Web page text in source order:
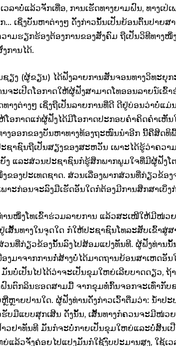
ວລາບໍ່ແລ້ວຈັກເທື່ອ, ການເຮັດທາງຍາມຝົນ, ທາງເປ່
ເຊິ່ງບັນຫາຕ່າງໆ ດັ່ງກ່າວນັ້ນເປັນຍ້ອນຕົ້ນປາຍສາ
າມຮຽກຮ້ອງຕ້ອງການຂອງສັງຄົມ ຖືເປັນວິທີທາງ
ການໄດ້.
ຽງ (ຜູ້ຂຽນ) ໄດ້ຟັງລາຍການສັນຈອນທາງວິທະຍຸກ
ຈະເປີດໂອກາດໃຫ້ຜູ້ຟັງສາມາດໂທອອນລາຍນ໌ເຂົ້
າງຕ່າງໆ ເຊິ່ງຖືເປັນລາຍການທີ່ດີ ດີຢູ່ບ່ອນວ່າບໍ່ແມ່
ໂອກາດແກ່ຜູ້ຟັງໄດ້ມີໂອກາດປະກອບຄຳຄິດຄຳເຫັ
ງອອກຂອງບັນຫາທາງທ້ອງຖະໜົນນຳອີກ ນີ້ຄືສິດທິ
ຊາຊົນຖືເປັນສຽງຂອງສະຫວັນ ເພາະໄດ້ຮູ້ວ່າຄວ
ງ ແລະສ່ວນປະຊາຊົນກໍຮູ້ສຶກພາກພູມໃຈທີ່ມີຜູ້ຟັງໂ
ຂອງປະເທດຊາດ. ສ່ວນເລື່ອງພາກສ່ວນທີ່ກ່ຽວຂ້ອງ
ພາະກ່ອນຈະລົງມືເຮັດອັນໃດກໍຕ້ອງມີການສຶກສາເບິ່ງ
ນໜຶ່ງໂທເຂົ້າຮ່ວມລາຍການ ແລ້ວສະເໜີໃຫ້ມີໜ່ວຍ
ເສັ້ນທາງໃນຈຸດໃດ ກໍໃຫ້ປະຊາຊົນໂທລະສັບເຂົ້າ
ນທີ່ກ່ຽວຂ້ອງນັ້ນລົງໄປສ້ອມແປງທັນທີ. ຜູ້ຟັງທ່ານ
ອງມາຈາກການກໍ່ສ້າງບໍ່ໄດ້ມາດຖານຍ້ອນສາເຫດອັ
ນບໍ່ເປັນໄປໄດ້ວ່າຈະເປັນຂຸມໃຫຍ່ເລີຍບາດດຽວ,
ຝົນຕົກລິນຮອດສາມມື້ ຈາກຂຸມທໍ່ກົ້ນຈອກຈະເທົ່າກັ
າຍປານໃດ. ຜູ້ຟັງທ່ານດັ່ງກ່າວເວົ້າຕື່ມວ່າ: ນ້ຳປະ
ບມືແບບສຸກເສີນ ດັ່ງນັ້ນ, ເສັ້ນທາງກໍຄວນຈະມີໜ່ວ
ວຢາທັນທີ ມັນກໍຈະບໍ່ກາຍເປັນຂຸມໃຫຍ່ແລະບໍ່ສິ້ນເ
ແລ້ວຈັ່ງຄ່ອຍໄປແປງມັນກໍໃຊ້ງົບປະມານສູງ, ໃຊ້ເ